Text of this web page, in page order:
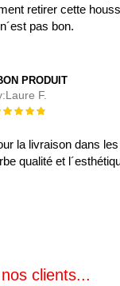
retirer cette
pas bon.
PRODUIT
Laure F.
:
la livraison dans
qualité et
clients...